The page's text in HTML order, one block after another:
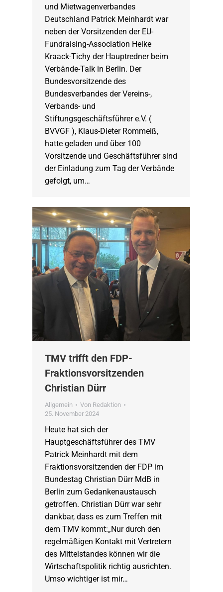
und Mietwagenverbandes
Deutschland Patrick Meinhardt war
neben der Vorsitzenden der EU-
Fundraising-Association Heike
Kraack-Tichy der Hauptredner beim
Verbände-Talk in Berlin. Der
Bundesvorsitzende des
Bundesverbandes der Vereins-,
Verbands- und
Stiftungsgeschäftsführer e.V. (
BVVGF ), Klaus-Dieter Rommeiß,
hatte geladen und über 100
Vorsitzende und Geschäftsführer sind
der Einladung zum Tag der Verbände
gefolgt, um…
TMV trifft den FDP-
Fraktionsvorsitzenden
Christian Dürr
Allgemein Von Redaktion
25. November 2024
Heute hat sich der
Hauptgeschäftsführer des TMV
Patrick Meinhardt mit dem
Fraktionsvorsitzenden der FDP im
Bundestag Christian Dürr MdB in
Berlin zum Gedankenaustausch
getroffen. Christian Dürr war sehr
dankbar, dass es zum Treffen mit
dem TMV kommt:„Nur durch den
regelmäßigen Kontakt mit Vertretern
des Mittelstandes können wir die
Wirtschaftspolitik richtig ausrichten.
Umso wichtiger ist mir…